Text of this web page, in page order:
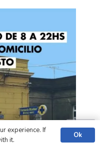
experience. If
it.
Ok